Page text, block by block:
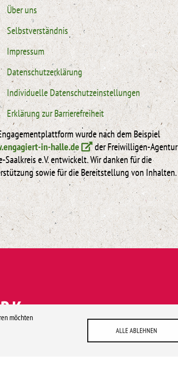
möchten
ALLE ABLEHNEN
Über uns
Selbstverständnis
Impressum
Datenschutzerklärung
Individuelle Datenschutzeinstellungen
Erklärung zur Barrierefreiheit
wurde nach dem Beispiel
in-halle.de
der Freiwilligen-Agentur
Saalkreis e.V. entwickelt. Wir danken für die
sowie für die Bereitstellung von Inhalten.